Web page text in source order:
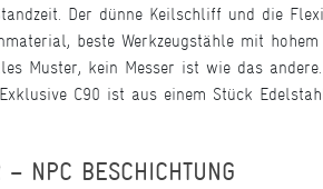
Der dünne Keilschliff und die
beste Werkzeugstähle mit
Muster, kein Messer ist wie das
C90 ist aus einem Stück
NPC BESCHICHTUNG